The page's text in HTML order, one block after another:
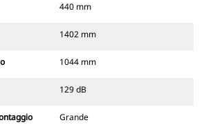
440 mm
1402 mm
1044 mm
129 dB
Grande